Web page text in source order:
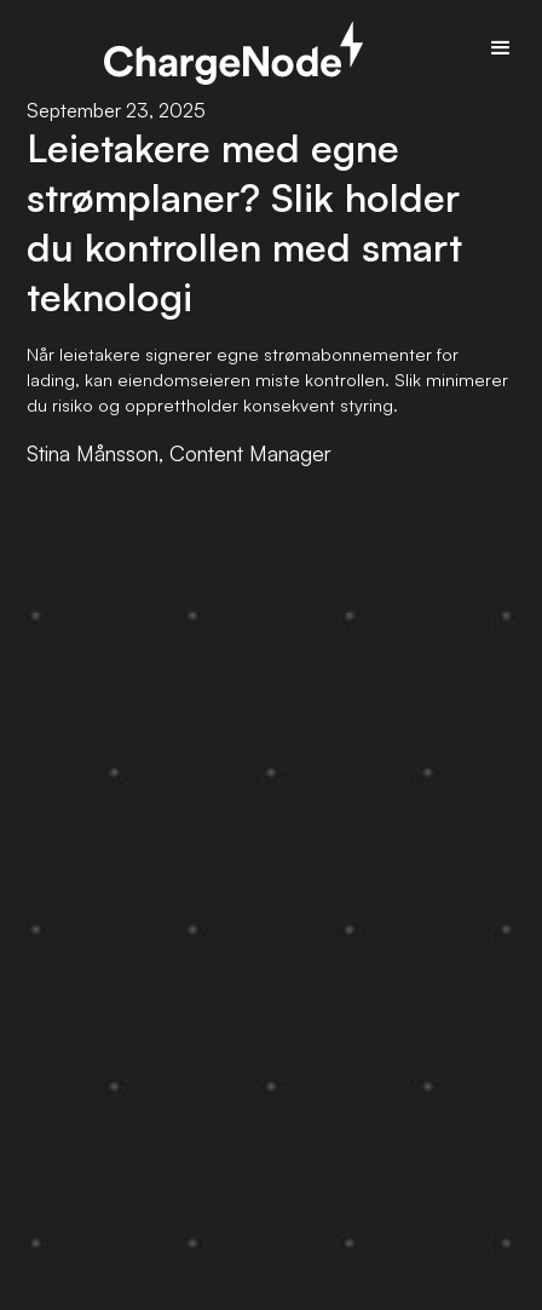
September 23, 2025
Leietakere med egne
strømplaner? Slik holder
du kontrollen med smart
teknologi
Når leietakere signerer egne strømabonnementer for
lading, kan eiendomseieren miste kontrollen. Slik minimerer
du risiko og opprettholder konsekvent styring.
Stina Månsson, Content Manager